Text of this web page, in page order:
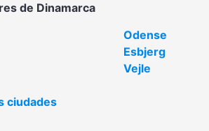
de Dinamarca
Odense
Esbjerg
Vejle
ciudades